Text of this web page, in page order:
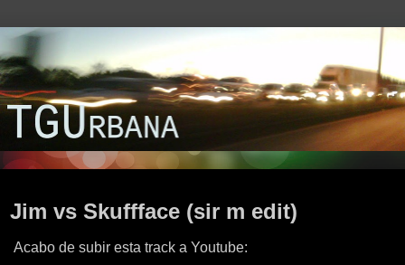
Jim vs Skuffface (sir m edit)
Acabo de subir esta track a Youtube: